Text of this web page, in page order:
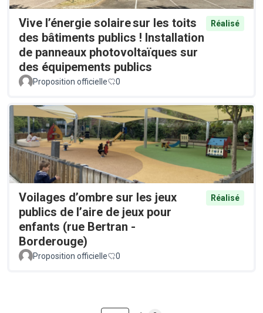
Vive l’énergie solaire sur les toits
des bâtiments publics ! Installation
de panneaux photovoltaïques sur
des équipements publics
Réalisé
Proposition officielle 0
Voilages d’ombre sur les jeux
publics de l’aire de jeux pour
enfants (rue Bertran -
Borderouge)
Réalisé
Proposition officielle 0